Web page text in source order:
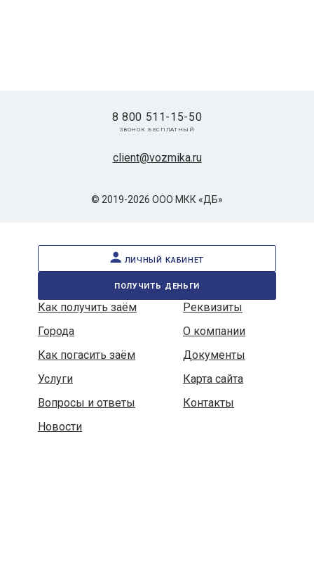
© 2019-2026 ООО МКК «ДБ»
client@vozmika.ru
8 800 511-15-50
звонок бесплатный
личный кабинет
получить деньги
Как получить заём
Реквизиты
Города
О компании
Как погасить заём
Документы
Услуги
Карта сайта
Вопросы и ответы
Контакты
Новости